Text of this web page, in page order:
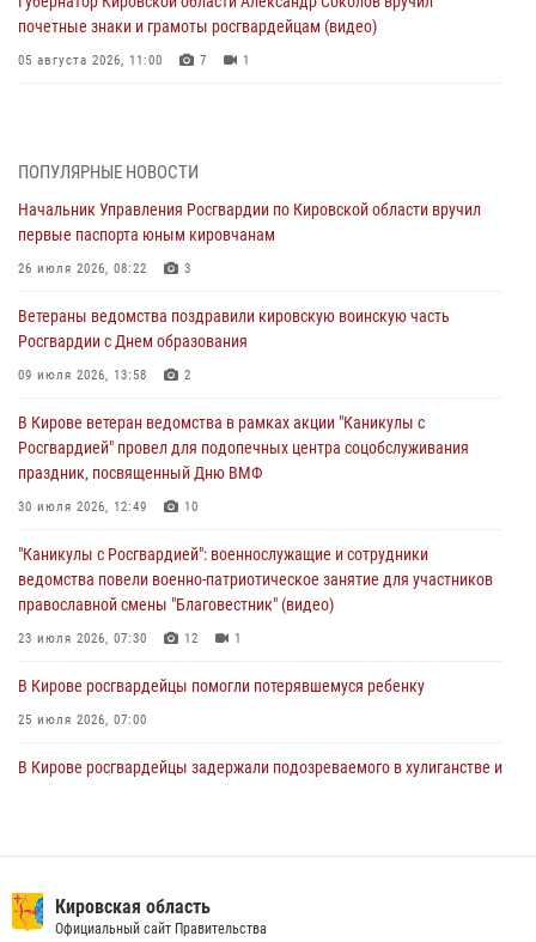
почетные знаки и грамоты росгвардейцам (видео)
05 августа 2026, 11:00 7 1
04 августа 2026, 09:30
В Кирове росгвардейцы задержали подозреваемого в грабеже
03 августа 2026, 09:01
митинге в честь Дня воздушно-десантных войск
03 августа 2026, 08:45
магазина
02 августа 2026, 07:00
1 августа – День дежурной службы войск национальной гвардии
01 августа 2026, 09:39
ПОПУЛЯРНЫЕ НОВОСТИ
Начальник Управления Росгвардии по Кировской области вручил
первые паспорта юным кировчанам
26 июля 2026, 08:22 3
Ветераны ведомства поздравили кировскую воинскую часть
Росгвардии с Днем образования
09 июля 2026, 13:58 2
В Кирове ветеран ведомства в рамках акции "Каникулы с
Росгвардией" провел для подопечных центра соцобслуживания
праздник, посвященный Дню ВМФ
30 июля 2026, 12:49 10
"Каникулы с Росгвардией": военнослужащие и сотрудники
ведомства повели военно-патриотическое занятие для участников
православной смены "Благовестник" (видео)
23 июля 2026, 07:30 12 1
В Кирове росгвардейцы помогли потерявшемуся ребенку
25 июля 2026, 07:00
В Кирове росгвардейцы задержали подозреваемого в хулиганстве и
вневедомственную охрану и поступления в ведомственные вузы
22 июля 2026, 14:51 1 2
Кировская область
Официальный сайт Правительства